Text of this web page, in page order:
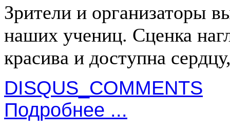
Зрители и организаторы
наших учениц. Сценка
красива и доступна
DISQUS_COMMENTS
Подробнее ...